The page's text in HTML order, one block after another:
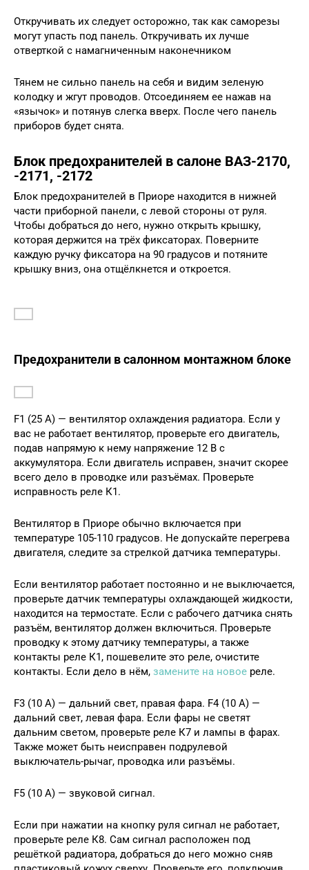
Откручивать их следует осторожно, так как саморезы
могут упасть под панель. Откручивать их лучше
отверткой с намагниченным наконечником
Тянем не сильно панель на себя и видим зеленую
колодку и жгут проводов. Отсоединяем ее нажав на
«язычок» и потянув слегка вверх. После чего панель
приборов будет снята.
Блок предохранителей в салоне ВАЗ-2170,
-2171, -2172
Блок предохранителей в Приоре находится в нижней
части приборной панели, с левой стороны от руля.
Чтобы добраться до него, нужно открыть крышку,
которая держится на трёх фиксаторах. Поверните
каждую ручку фиксатора на 90 градусов и потяните
крышку вниз, она отщёлкнется и откроется.
Предохранители в салонном монтажном блоке
F1 (25 А) — вентилятор охлаждения радиатора. Если у
вас не работает вентилятор, проверьте его двигатель,
подав напрямую к нему напряжение 12 В с
аккумулятора. Если двигатель исправен, значит скорее
всего дело в проводке или разъёмах. Проверьте
исправность реле К1.
Вентилятор в Приоре обычно включается при
температуре 105-110 градусов. Не допускайте перегрева
двигателя, следите за стрелкой датчика температуры.
Если вентилятор работает постоянно и не выключается,
проверьте датчик температуры охлаждающей жидкости,
находится на термостате. Если с рабочего датчика снять
разъём, вентилятор должен включиться. Проверьте
проводку к этому датчику температуры, а также
контакты реле К1, пошевелите это реле, очистите
контакты. Если дело в нём, замените на новое реле.
F3 (10 А) — дальний свет, правая фара. F4 (10 А) —
дальний свет, левая фара. Если фары не светят
дальним светом, проверьте реле К7 и лампы в фарах.
Также может быть неисправен подрулевой
выключатель-рычаг, проводка или разъёмы.
F5 (10 А) — звуковой сигнал.
Если при нажатии на кнопку руля сигнал не работает,
проверьте реле К8. Сам сигнал расположен под
решёткой радиатора, добраться до него можно сняв